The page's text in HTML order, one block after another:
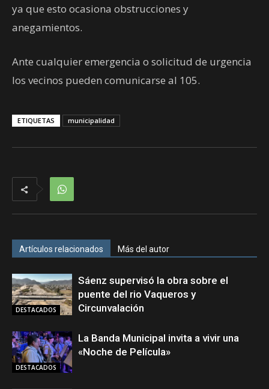
ya que esto ocasiona obstrucciones y
anegamientos.
Ante cualquier emergencia o solicitud de urgencia
los vecinos pueden comunicarse al 105.
ETIQUETAS municipalidad
Artículos relacionados Más del autor
DESTACADOS
Sáenz supervisó la obra sobre el
puente del rio Vaqueros y
Circunvalación
DESTACADOS
La Banda Municipal invita a vivir una
«Noche de Película»